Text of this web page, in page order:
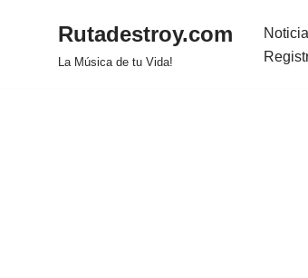
Rutadestroy.com
La Música de tu Vida!